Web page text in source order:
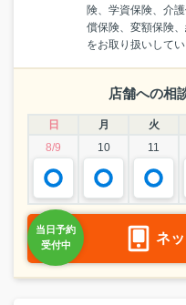
険、学資保険、介
償保険、変額保険
をお取り扱いしてい
店舗への相
日 月 火
8/9
10 11
ネ